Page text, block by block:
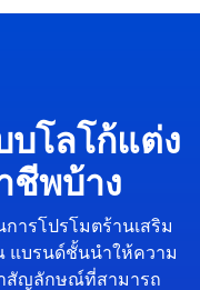
บโลโก้แต่ง
ชีพบ้าง
ารโปรโมตร้านเสริม
แบรนด์ชั้นนำให้ความ
สัญลักษณ์ที่สามารถ